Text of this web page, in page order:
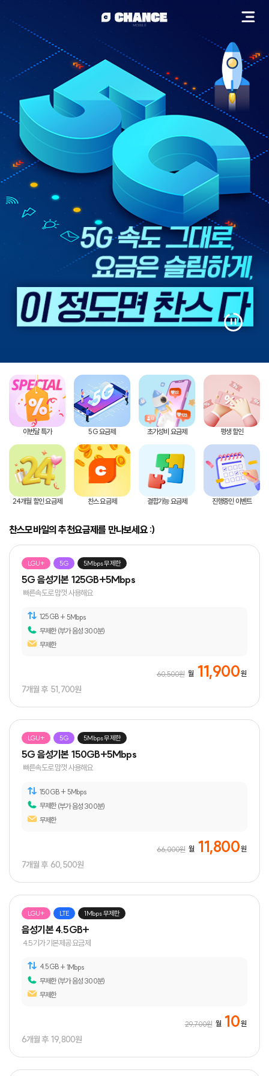
최저가 가성비 요금제 보기 >
요금제 맞춤 요금제 부가서비스
대리점 방문없이 내가스스로 셀프개통 >
USIM셀프개통 eSIM개통
초특가 혜택 한번에 보기 >
이벤트
항상 열려있는 찬스모바일의 고객센터 >
공지사항 자주 묻는 질문 1:1문의
셀프케어를 한번에 여기서보기 >
요금조회/납부 내 정보조회
로그인해주세요 ㅣ 회원가입
요금제 셀프개통 선불충전 고객지원
요금제
요금제
맞춤 요금제
부가서비스
eSIM셀프개통
선불충전
선불충전
이벤트
이벤트
고객지원
자주 묻는 질문
1:1문의
마이페이지
내정보관리
서비스조회/변경
일시정지/분실
이번달 특가 5G 요금제 초가성비 요금제 평생 할인
24개월 할인 요금제 찬스 요금제 결합가능 요금제 진행중인 이벤트
찬스모바일의 추천요금제를 만나보세요 :)
LGU+ 5G 5Mbps 무제한
5G 음성기본 125GB+5Mbps
빠른속도로 맘껏 사용해요
125GB + 5Mbps
무제한(부가 음성 300분)
무제한
60,500원 월 11,900원
7개월 후 51,700원
LGU+ 5G 5Mbps 무제한
5G 음성기본 150GB+5Mbps
빠른속도로 맘껏 사용해요
150GB + 5Mbps
무제한(부가 음성 300분)
무제한
66,000원 월 11,800원
7개월 후 60,500원
LGU+ LTE 1Mbps 무제한
음성기본 4.5GB+
4.5기가 기본제공 요금제
4.5GB + 1Mbps
무제한(부가 음성 300분)
무제한
29,700원 월 10원
6개월 후 19,800원